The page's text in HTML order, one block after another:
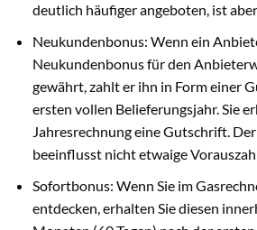
deutlich häufiger angeboten, ist
Neukundenbonus: Wenn ein
Neukundenbonus für den
gewährt, zahlt er ihn in Form einer
ersten vollen Belieferungsjahr. Sie
Jahresrechnung eine Gutschrift.
beeinflusst nicht etwaige
Sofortbonus: Wenn Sie im
entdecken, erhalten Sie diesen